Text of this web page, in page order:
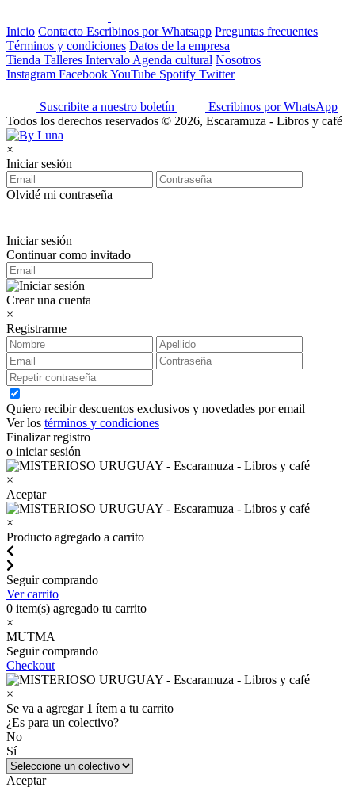
Inicio Contacto Escribinos por Whatsapp Preguntas frecuentes
Términos y condiciones Datos de la empresa
Tienda Talleres Intervalo Agenda cultural Nosotros
Instagram FacebookYouTube Spotify Twitter
Suscribite a nuestro boletín
Escribinos por WhatsApp
Todos los derechos reservados © 2026, Escaramuza - Libros y café
×
Iniciar sesión
Olvidé mi contraseña
Iniciar sesión
Continuar como invitado
Crear una cuenta
×
Registrarme
Quiero recibir descuentos exclusivos y novedades por email
Ver los términos y condiciones
Finalizar registro
o iniciar sesión
×
Aceptar
×
Producto agregado a carrito
Seguir comprando
Ver carrito
0 item(s) agregado tu carrito
×
MUTMA
Seguir comprando
Checkout
×
Se va a agregar 1 ítem a tu carrito
¿Es para un colectivo?
No
Sí
Aceptar